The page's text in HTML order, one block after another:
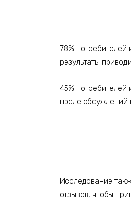
78% потребителей
результаты
45%
после обсуждений
Исследование
отзывов, чтобы